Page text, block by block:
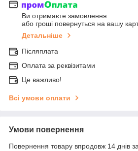
Ви отримаєте замовлення
або гроші повернуться на вашу
Детальніше
Післяплата
Оплата за реквізитами
Це важливо!
Всі умови оплати
Умови повернення
Повернення товару впродовж 14 днів